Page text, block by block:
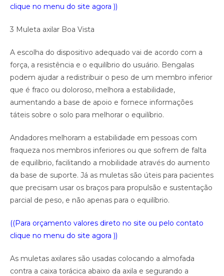
clique no menu do site agora ))
3 Muleta axilar Boa Vista
A escolha do dispositivo adequado vai de acordo com a
força, a resistência e o equilíbrio do usuário. Bengalas
podem ajudar a redistribuir o peso de um membro inferior
que é fraco ou doloroso, melhora a estabilidade,
aumentando a base de apoio e fornece informações
táteis sobre o solo para melhorar o equilíbrio.
Andadores melhoram a estabilidade em pessoas com
fraqueza nos membros inferiores ou que sofrem de falta
de equilíbrio, facilitando a mobilidade através do aumento
da base de suporte. Já as muletas são úteis para pacientes
que precisam usar os braços para propulsão e sustentação
parcial de peso, e não apenas para o equilíbrio.
((Para orçamento valores direto no site ou pelo contato
clique no menu do site agora ))
As muletas axilares são usadas colocando a almofada
contra a caixa torácica abaixo da axila e segurando a